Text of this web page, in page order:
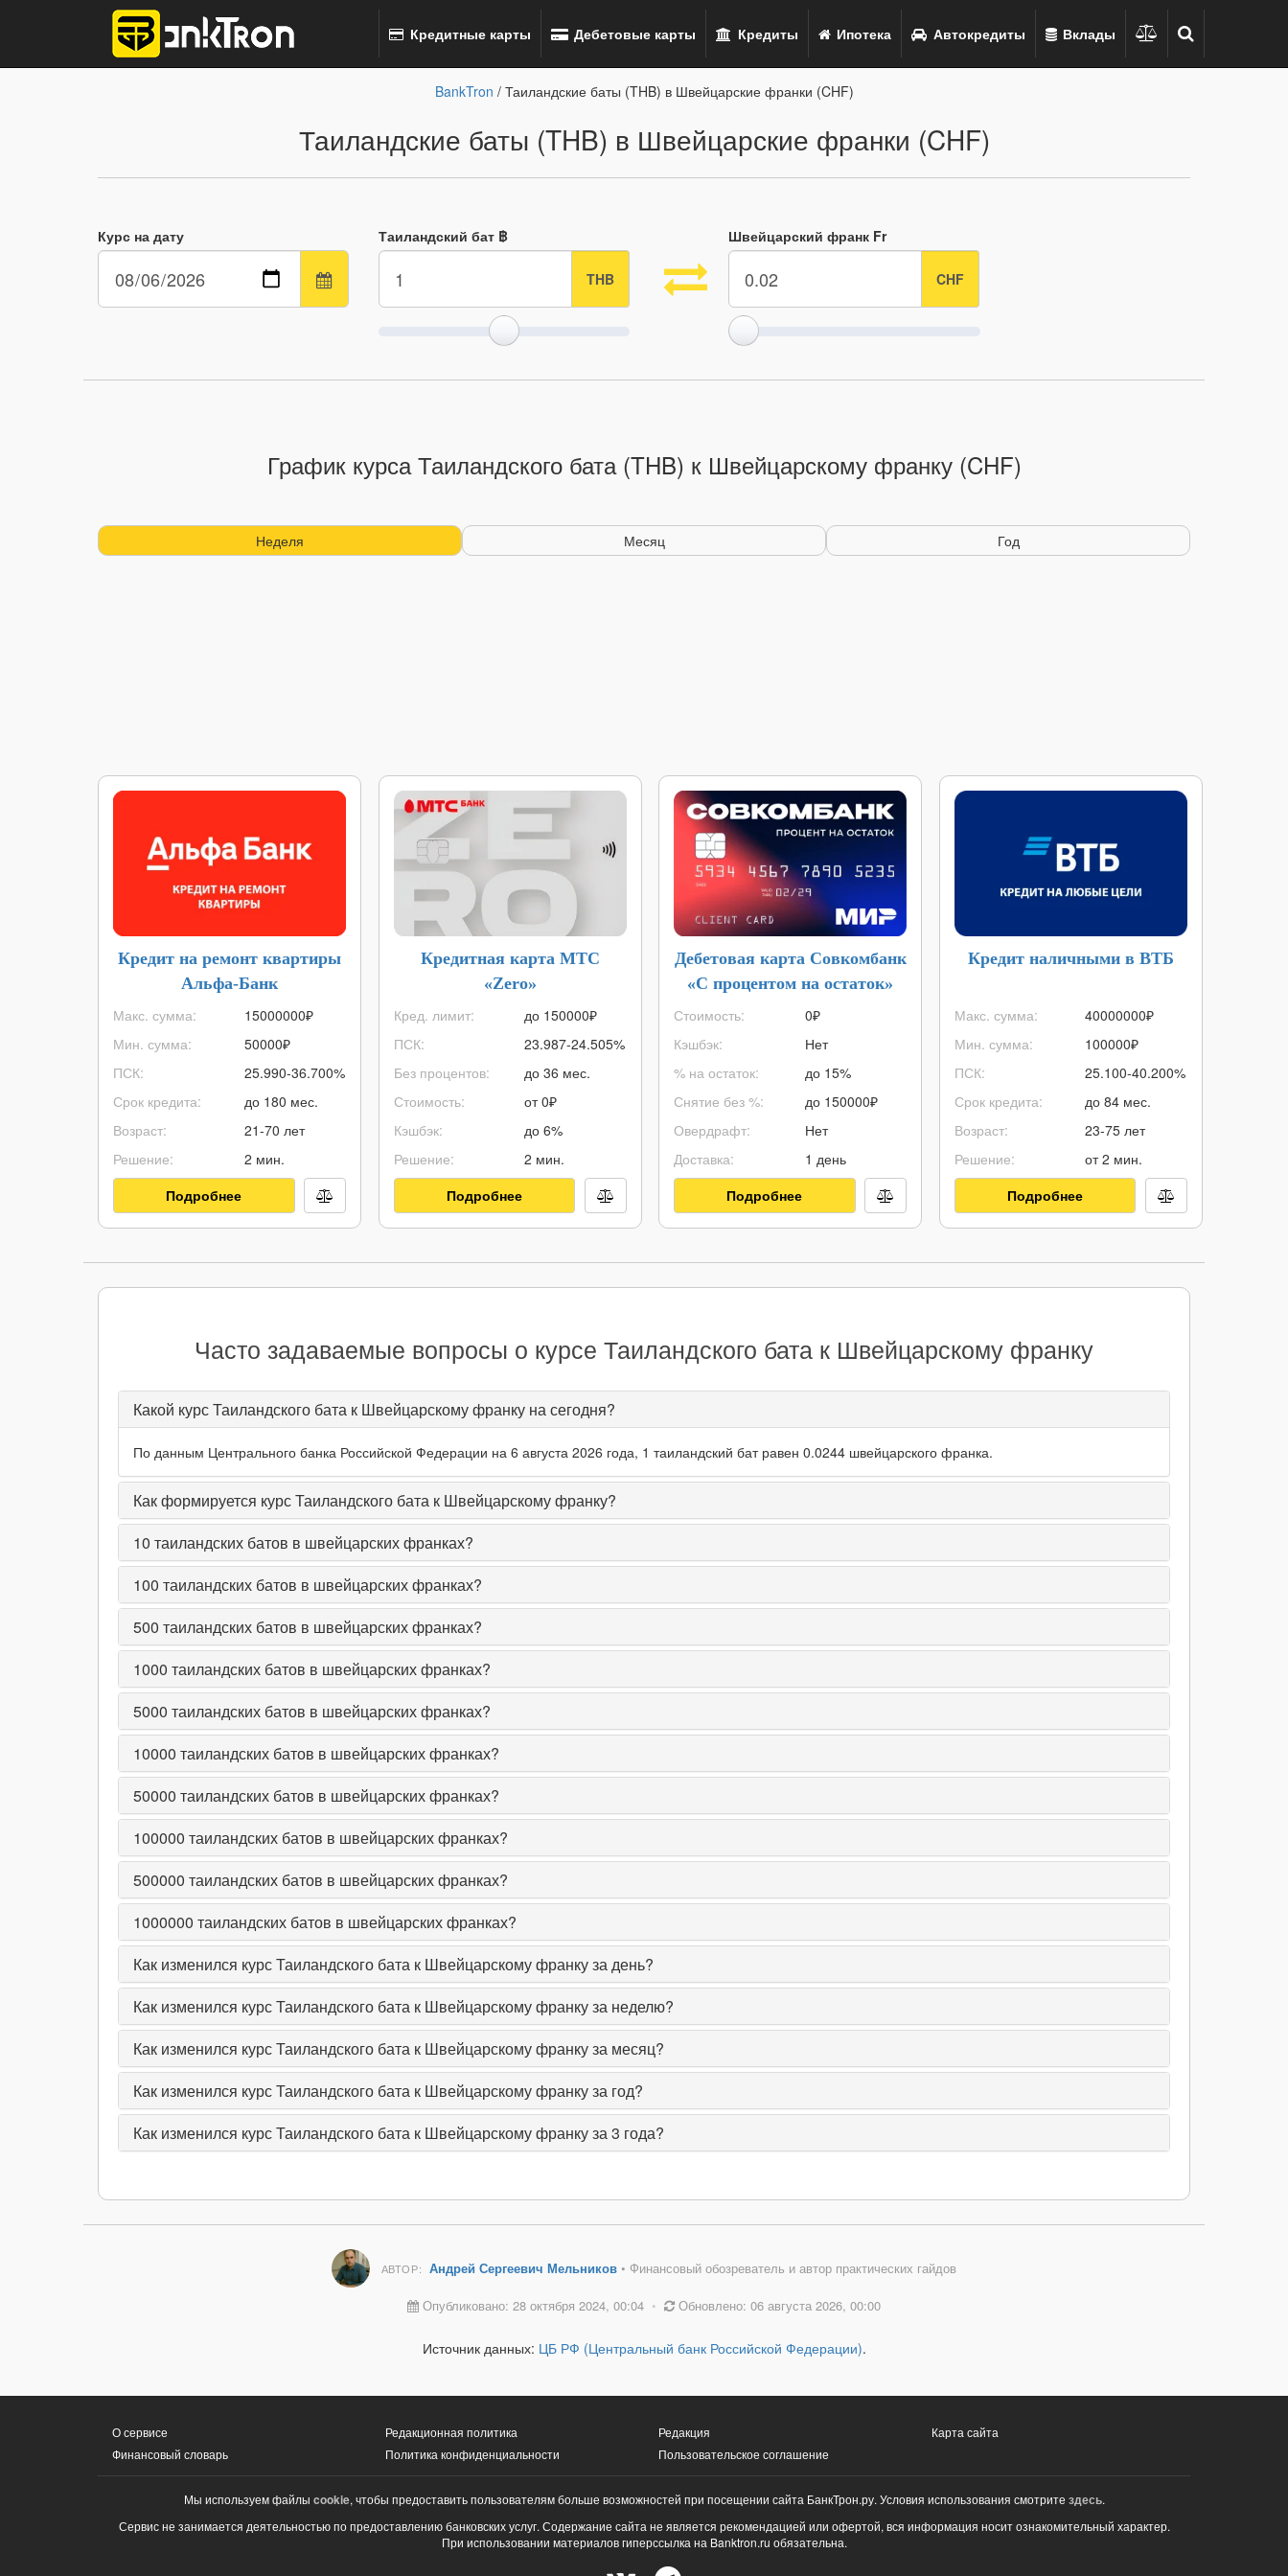
Кредитные карты Дебетовые карты Кредиты Ипотека Автокредиты Вклады
BankTron / Таиландские баты (THB) в Швейцарские франки (CHF)
Таиландские баты (THB) в Швейцарские франки (CHF)
Курс на дату Таиландский бат ฿ Швейцарский франк Fr
График курса Таиландского бата (THB) к Швейцарскому франку (CHF)
Неделя Месяц Год
Кредит на ремонт квартиры
Альфа-Банк
Макс. сумма:
Мин. сумма:
ПСК:
Срок кредита:
Возраст:
Решение:
15000000₽
50000₽
25.990-36.700%
до 180 мес.
21-70 лет
2 мин.
Подробнее
Кредитная карта МТС
«Zero»
Кред. лимит:
ПСК:
Без процентов:
Стоимость:
Кэшбэк:
Решение:
до 150000₽
23.987-24.505%
до 36 мес.
от 0₽
до 6%
2 мин.
Подробнее
Дебетовая карта Совкомбанк
«С процентом на остаток»
Стоимость:
Кэшбэк:
% на остаток:
Снятие без %:
Овердрафт:
Доставка:
0₽
Нет
до 15%
до 150000₽
Нет
1 день
Подробнее
Кредит наличными в ВТБ
Макс. сумма:
Мин. сумма:
ПСК:
Срок кредита:
Возраст:
Решение:
40000000₽
100000₽
25.100-40.200%
до 84 мес.
23-75 лет
от 2 мин.
Подробнее
Часто задаваемые вопросы о курсе Таиландского бата к Швейцарскому франку
Какой курс Таиландского бата к Швейцарскому франку на сегодня?
По данным Центрального банка Российской Федерации на 6 августа 2026 года, 1 таиландский бат равен 0.0244 швейцарского франка.
Как формируется курс Таиландского бата к Швейцарскому франку?
10 таиландских батов в швейцарских франках?
100 таиландских батов в швейцарских франках?
500 таиландских батов в швейцарских франках?
1000 таиландских батов в швейцарских франках?
5000 таиландских батов в швейцарских франках?
10000 таиландских батов в швейцарских франках?
50000 таиландских батов в швейцарских франках?
100000 таиландских батов в швейцарских франках?
500000 таиландских батов в швейцарских франках?
1000000 таиландских батов в швейцарских франках?
Как изменился курс Таиландского бата к Швейцарскому франку за день?
Как изменился курс Таиландского бата к Швейцарскому франку за неделю?
Как изменился курс Таиландского бата к Швейцарскому франку за месяц?
Как изменился курс Таиландского бата к Швейцарскому франку за год?
Как изменился курс Таиландского бата к Швейцарскому франку за 3 года?
АВТОР: Андрей Сергеевич Мельников• Финансовый обозреватель и автор практических гайдов
Опубликовано: 28 октября 2024, 00:04 • Обновлено: 06 августа 2026, 00:00
Источник данных: ЦБ РФ (Центральный банк Российской Федерации).
О сервисе
Финансовый словарь
Редакционная политика
Политика конфиденциальности
Редакция
Пользовательское соглашение
Карта сайта
Мы используем файлы cookie, чтобы предоставить пользователям больше возможностей при посещении сайта БанкТрон.ру. Условия использования смотрите здесь.
Сервис не занимается деятельностью по предоставлению банковских услуг. Содержание сайта не является рекомендацией или офертой, вся информация носит ознакомительный характер.
При использовании материалов гиперссылка на Banktron.ru обязательна.